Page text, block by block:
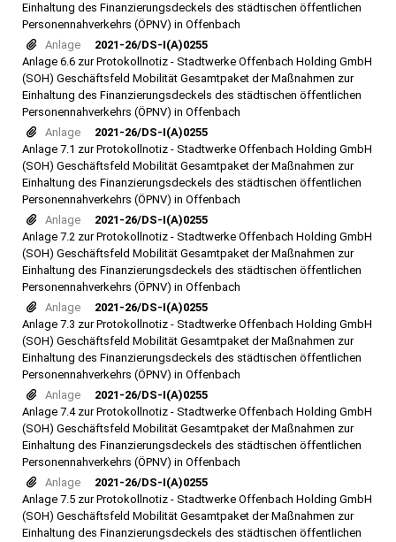
Einhaltung des Finanzierungsdeckels des städtischen öffentlichen
Personennahverkehrs (ÖPNV) in Offenbach
Anlage
2021-26/DS-I(A)0255
Anlage 6.6 zur Protokollnotiz - Stadtwerke Offenbach Holding GmbH
(SOH) Geschäftsfeld Mobilität Gesamtpaket der Maßnahmen zur
Einhaltung des Finanzierungsdeckels des städtischen öffentlichen
Personennahverkehrs (ÖPNV) in Offenbach
Anlage
2021-26/DS-I(A)0255
Anlage 7.1 zur Protokollnotiz - Stadtwerke Offenbach Holding GmbH
(SOH) Geschäftsfeld Mobilität Gesamtpaket der Maßnahmen zur
Einhaltung des Finanzierungsdeckels des städtischen öffentlichen
Personennahverkehrs (ÖPNV) in Offenbach
Anlage
2021-26/DS-I(A)0255
Anlage 7.2 zur Protokollnotiz - Stadtwerke Offenbach Holding GmbH
(SOH) Geschäftsfeld Mobilität Gesamtpaket der Maßnahmen zur
Einhaltung des Finanzierungsdeckels des städtischen öffentlichen
Personennahverkehrs (ÖPNV) in Offenbach
Anlage
2021-26/DS-I(A)0255
Anlage 7.3 zur Protokollnotiz - Stadtwerke Offenbach Holding GmbH
(SOH) Geschäftsfeld Mobilität Gesamtpaket der Maßnahmen zur
Einhaltung des Finanzierungsdeckels des städtischen öffentlichen
Personennahverkehrs (ÖPNV) in Offenbach
Anlage
2021-26/DS-I(A)0255
Anlage 7.4 zur Protokollnotiz - Stadtwerke Offenbach Holding GmbH
(SOH) Geschäftsfeld Mobilität Gesamtpaket der Maßnahmen zur
Einhaltung des Finanzierungsdeckels des städtischen öffentlichen
Personennahverkehrs (ÖPNV) in Offenbach
Anlage
2021-26/DS-I(A)0255
Anlage 7.5 zur Protokollnotiz - Stadtwerke Offenbach Holding GmbH
(SOH) Geschäftsfeld Mobilität Gesamtpaket der Maßnahmen zur
Einhaltung des Finanzierungsdeckels des städtischen öffentlichen